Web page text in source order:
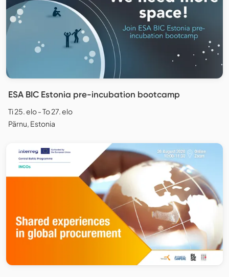
ESA BIC Estonia pre-incubation bootcamp
Ti 25. elo - To 27. elo
Pärnu, Estonia